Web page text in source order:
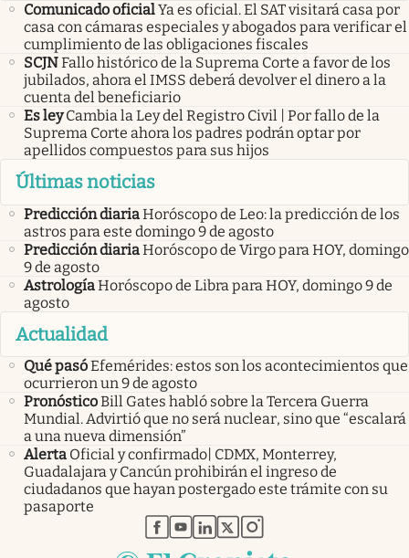
Comunicado oficialYa es oficial. El SAT visitará casa por
casa con cámaras especiales y abogados para verificar el
cumplimiento de las obligaciones fiscales
SCJNFallo histórico de la Suprema Corte a favor de los
jubilados, ahora el IMSS deberá devolver el dinero a la
cuenta del beneficiario
Es ley Cambia la Ley del Registro Civil | Por fallo de la
Suprema Corte ahora los padres podrán optar por
apellidos compuestos para sus hijos
Últimas noticias
Predicción diariaHoróscopo de Leo: la predicción de los
astros para este domingo 9 de agosto
Predicción diariaHoróscopo de Virgo para HOY, domingo
9 de agosto
AstrologíaHoróscopo de Libra para HOY, domingo 9 de
agosto
Actualidad
Qué pasóEfemérides: estos son los acontecimientos que
ocurrieron un 9 de agosto
PronósticoBill Gates habló sobre la Tercera Guerra
Mundial. Advirtió que no será nuclear, sino que “escalará
a una nueva dimensión”
Alerta Oficial y confirmado| CDMX, Monterrey,
Guadalajara y Cancún prohibirán el ingreso de
ciudadanos que hayan postergado este trámite con su
pasaporte
abre en nueva pestaña
abre en nueva pestaña
abre en nueva pestaña
abre en nueva pestaña
abre en nueva pestaña